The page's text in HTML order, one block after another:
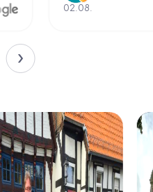
02.08.